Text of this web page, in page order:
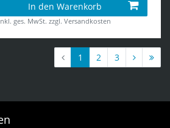
In den Warenkorb
ges. MwSt. zzgl.Versandkosten
1 2 3